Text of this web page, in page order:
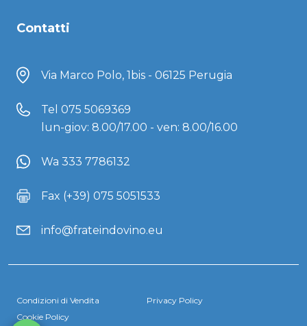
Contatti
Via Marco Polo, 1bis - 06125 Perugia
Tel 075 5069369
lun-giov: 8.00/17.00 - ven: 8.00/16.00
Wa 333 7786132
Fax (+39) 075 5051533
info@frateindovino.eu
Condizioni di Vendita
Privacy Policy
Cookie Policy